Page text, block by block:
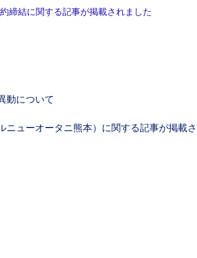
締結に関する記事が掲載されました
動について
ニューオータニ熊本）に関する記事が掲載さ